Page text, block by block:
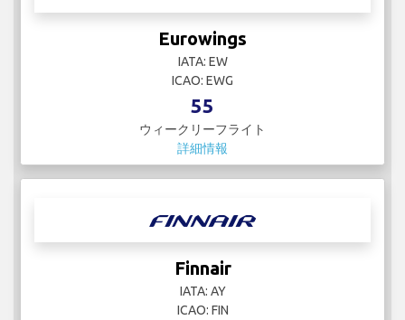
Eurowings
IATA: EW
ICAO: EWG
55
ウィークリーフライト
詳細情報
Finnair
IATA: AY
ICAO: FIN